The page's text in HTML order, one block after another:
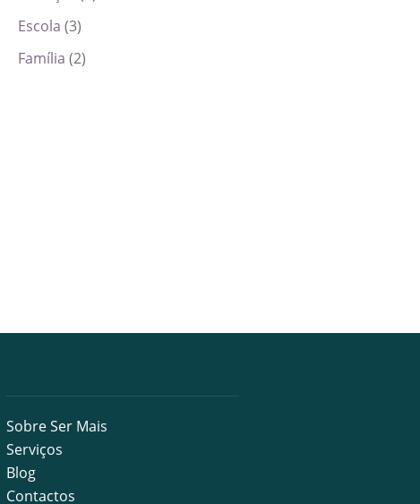
Escola (3)
Família (2)
Sobre Ser Mais
Serviços
Blog
Contactos